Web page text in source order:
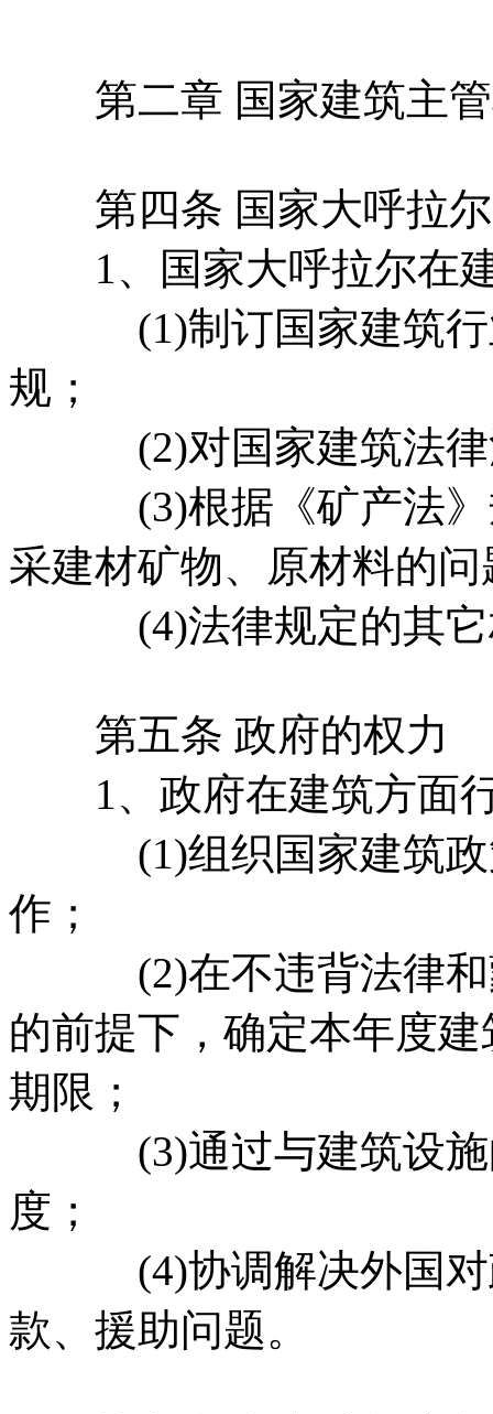
第二章 国家建筑主管
第四条 国家大呼拉尔
1、国家大呼拉尔在建
(1)制订国家建筑行业
规；
(2)对国家建筑法律
(3)根据《矿产法》规
采建材矿物、原材料的问
(4)法律规定的其它
第五条 政府的权力
1、政府在建筑方面
(1)组织国家建筑政
作；
(2)在不违背法律和蒙
的前提下，确定本年度
期限；
(3)通过与建筑设施
度；
(4)协调解决外国对政
款、援助问题。